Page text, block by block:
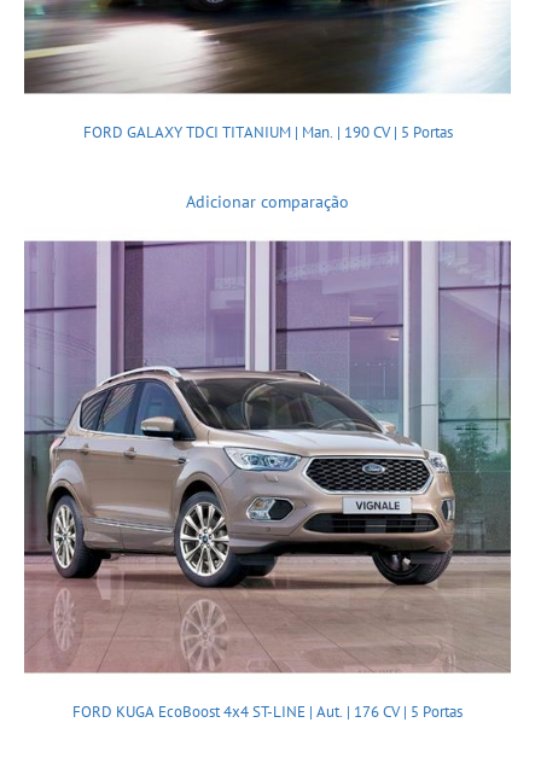
FORD GALAXY TDCI TITANIUM | Man. | 190 CV | 5 Portas
Adicionar comparação
FORD KUGA EcoBoost 4x4 ST-LINE | Aut. | 176 CV | 5 Portas